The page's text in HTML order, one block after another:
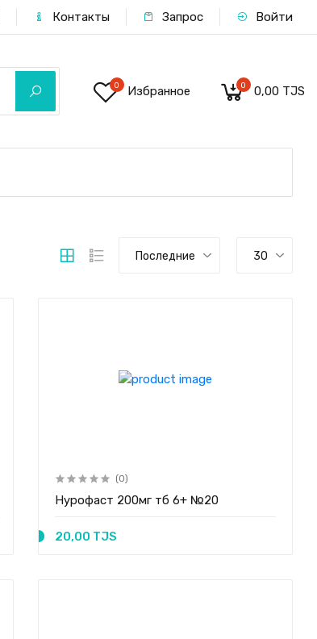
Контакты Запрос Войти
0 Избранное 0 0,00 TJS
Последние 30
(0)
Нурофаст 200мг тб 6+ №20
20,00 TJS